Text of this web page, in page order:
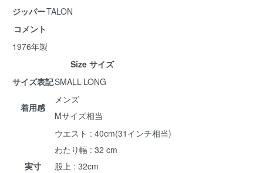
ジッパーTALON
コメント
1976年製
Size サイズ
サイズ表記SMALL-LONG
着用感
メンズ
Mサイズ相当
実寸
ウエスト : 40cm(31インチ相当)
わたり幅 : 32 cm
股上 : 32cm